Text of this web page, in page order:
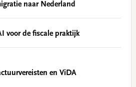
naar Nederland
voor de fiscale praktijk
en ViDA